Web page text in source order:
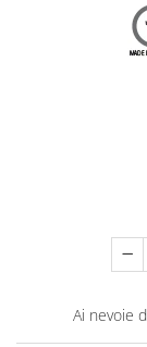
Ai nevoie